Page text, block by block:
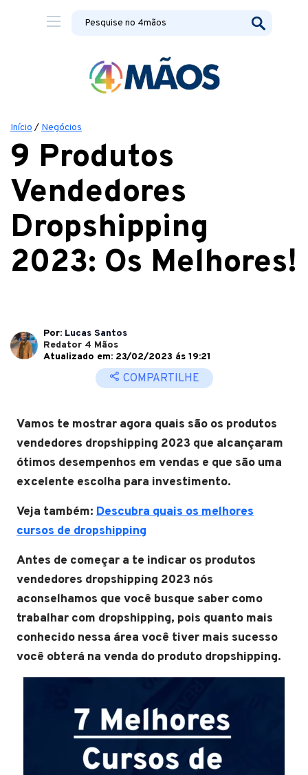
Início / Negócios
9 Produtos
Vendedores
Dropshipping
2023: Os Melhores!
Por: Lucas Santos
Redator 4 Mãos
Atualizado em: 23/02/2023 ás 19:21
COMPARTILHE
Vamos te mostrar agora quais são os produtos
vendedores dropshipping 2023 que alcançaram
ótimos desempenhos em vendas e que são uma
excelente escolha para investimento.
Veja também: Descubra quais os melhores
cursos de dropshipping
Antes de começar a te indicar os produtos
vendedores dropshipping 2023 nós
aconselhamos que você busque saber como
trabalhar com dropshipping, pois quanto mais
conhecido nessa área você tiver mais sucesso
você obterá na venda do produto dropshipping.